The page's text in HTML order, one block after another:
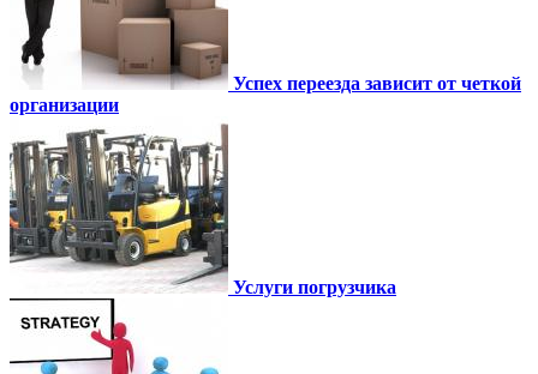
Успех переезда зависит от четкой
организации
Услуги погрузчика